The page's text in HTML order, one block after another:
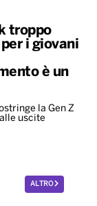
troppo
i giovani
è un
la Gen Z
uscite
ALTRO